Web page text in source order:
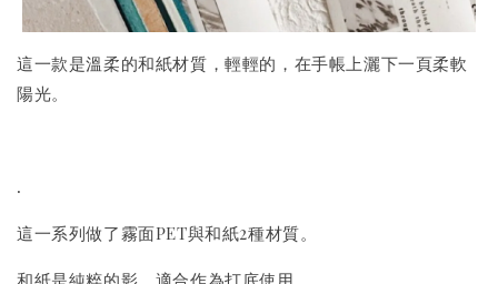
這一款是溫柔的和紙材質，輕輕的，在手帳上灑下一頁柔軟
陽光。
.
這一系列做了霧面PET與和紙2種材質。
和紙是純粹的影，適合作為打底使用。